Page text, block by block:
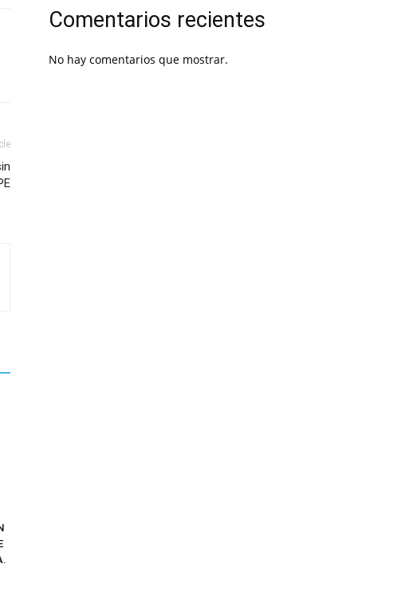
Comentarios recientes
No hay comentarios que mostrar.